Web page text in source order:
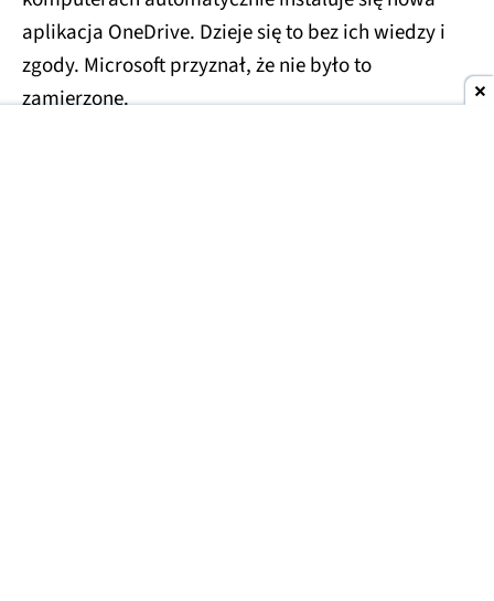
aplikacja OneDrive. Dzieje się to bez ich wiedzy i
zgody. Microsoft przyznał, że nie było to
zamierzone.